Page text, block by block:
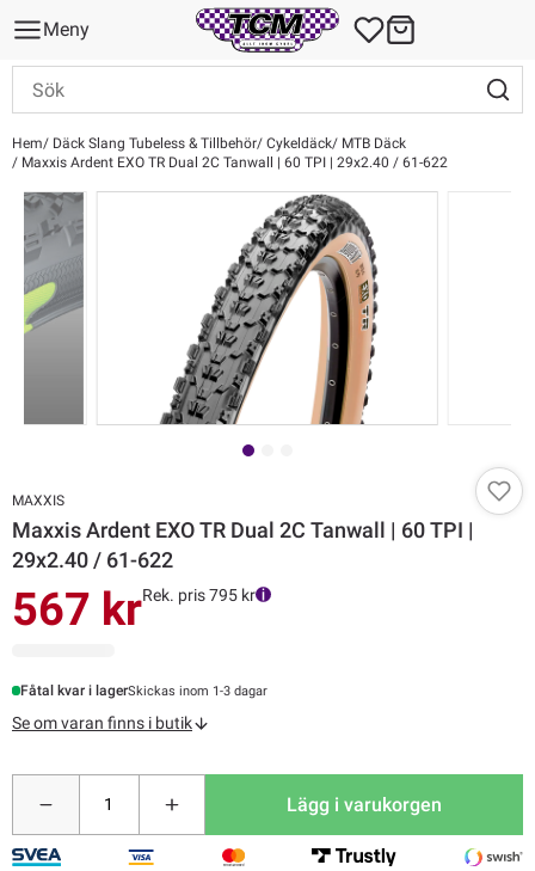
Meny
Hem Däck Slang Tubeless & Tillbehör Cykeldäck
MTB Däck
Maxxis Ardent EXO TR Dual 2C Tanwall | 60 TPI | 29x2.40 / 61-622
MAXXIS
Maxxis Ardent EXO TR Dual 2C Tanwall | 60 TPI |
29x2.40 / 61-622
567 krRek. pris 795 kr
Fåtal kvar i lagerSkickas inom 1-3 dagar
Se om varan finns i butik
Lägg i varukorgen